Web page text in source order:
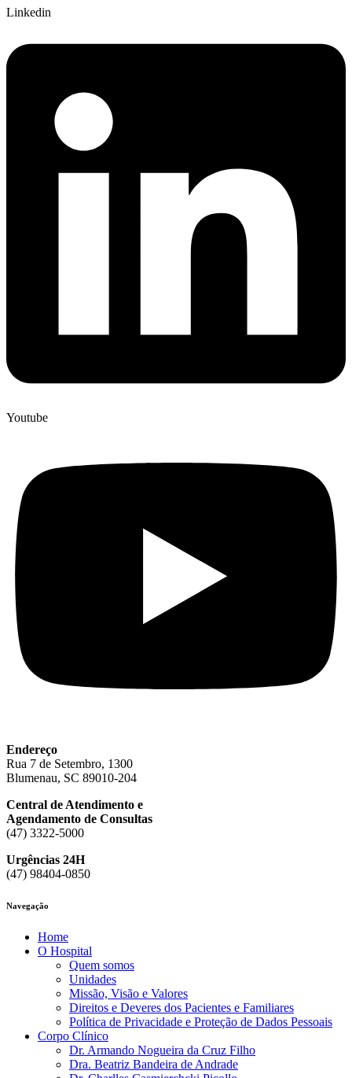
Linkedin
Youtube
Endereço
Rua 7 de Setembro, 1300
Blumenau, SC 89010-204
Central de Atendimento e
Agendamento de Consultas
(47) 3322-5000
Urgências 24H
(47) 98404-0850
Navegação
Home
O Hospital
Quem somos
Unidades
Missão, Visão e Valores
Direitos e Deveres dos Pacientes e Familiares
Política de Privacidade e Proteção de Dados Pessoais
Corpo Clínico
Dr. Armando Nogueira da Cruz Filho
Dra. Beatriz Bandeira de Andrade